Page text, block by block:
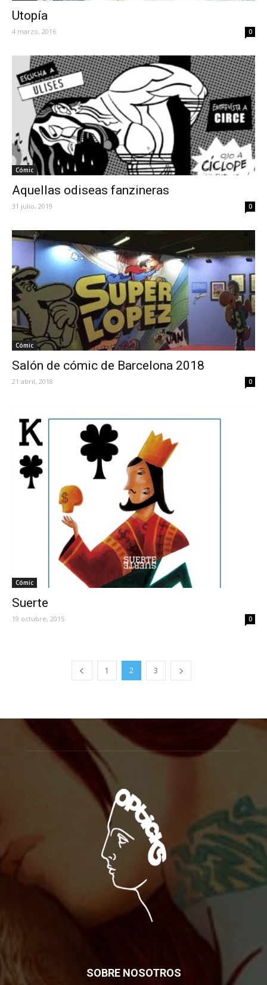
Utopía
4 marzo, 2016 0
Cómic
Aquellas odiseas fanzineras
31 julio, 2019 0
Cómic
Salón de cómic de Barcelona 2018
21 abril, 2018 0
Cómic
Suerte
19 octubre, 2015 0
1 2 3
SOBRE NOSOTROS